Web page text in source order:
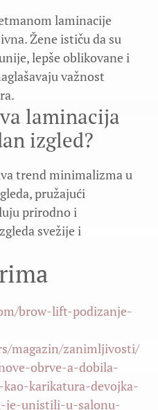
laminacije
Žene ističu da su
lepše oblikovane i
važnost
laminacija
izgled?
trend minimalizma u
pružajući
prirodno i
svežije i
brow-lift-podizanje-
magazin/zanimljivosti/
obrve-a-dobila-
karikatura-devojka-
je-unistili-u-salonu-